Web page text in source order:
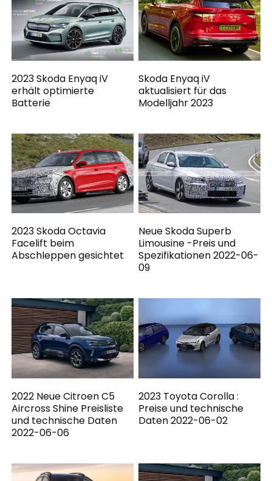
2023 Skoda Enyaq iV
erhält optimierte
Batterie
Skoda Enyaq iV
aktualisiert für das
Modelljahr 2023
2023 Skoda Octavia
Facelift beim
Abschleppen gesichtet
Neue Skoda Superb
Limousine -Preis und
Spezifikationen 2022-06-
09
2022 Neue Citroen C5
Aircross Shine Preisliste
und technische Daten
2022-06-06
2023 Toyota Corolla :
Preise und technische
Daten 2022-06-02